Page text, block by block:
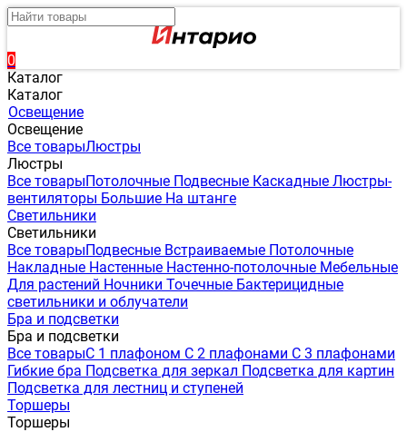
0
Каталог
Каталог
Освещение
Освещение
Все товарыЛюстры
Люстры
Все товарыПотолочные Подвесные Каскадные Люстры-
вентиляторы Большие На штанге
Светильники
Светильники
Все товарыПодвесные Встраиваемые Потолочные
Накладные Настенные Настенно-потолочные Мебельные
Для растений Ночники Точечные Бактерицидные
светильники и облучатели
Бра и подсветки
Бра и подсветки
Все товарыС 1 плафоном С 2 плафонами С 3 плафонами
Гибкие бра Подсветка для зеркал Подсветка для картин
Подсветка для лестниц и ступеней
Торшеры
Торшеры